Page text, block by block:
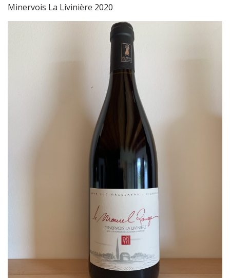
Minervois La Livinière 2020